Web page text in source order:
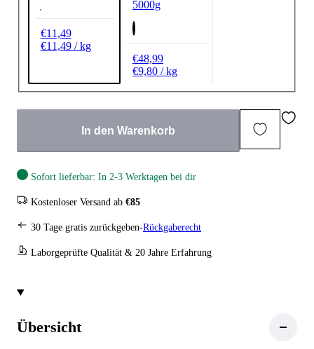
€11,49
€11,49 / kg
5000g
€48,99
€9,80 / kg
In den Warenkorb
Sofort lieferbar: In 2-3 Werktagen bei dir
Kostenloser Versand ab €85
30 Tage gratis zurückgeben-Rückgaberecht
Laborgeprüfte Qualität & 20 Jahre Erfahrung
Übersicht